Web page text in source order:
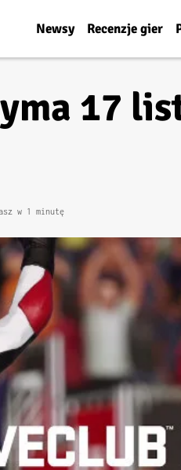
Newsy Recenzje gier
17
w 1 minutę